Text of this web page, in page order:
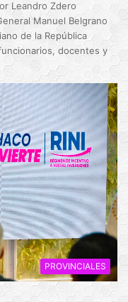
Leandro Zdero
Manuel Belgrano
de la República
docentes y
PROVINCIALES